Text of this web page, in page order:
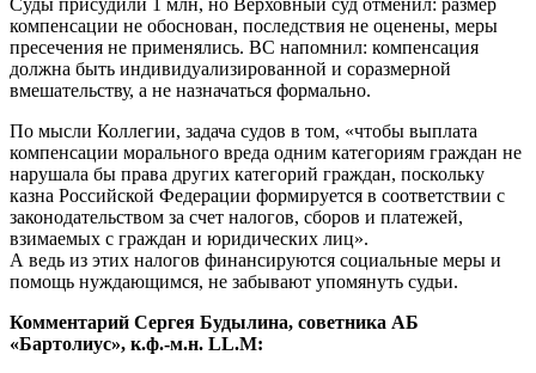
компенсации не обоснован, последствия не оценены, меры
пресечения не применялись. ВС напомнил: компенсация
должна быть индивидуализированной и соразмерной
вмешательству, а не назначаться формально.
По мысли Коллегии, задача судов в том, «чтобы выплата
компенсации морального вреда одним категориям граждан не
нарушала бы права других категорий граждан, поскольку
казна Российской Федерации формируется в соответствии с
законодательством за счет налогов, сборов и платежей,
взимаемых с граждан и юридических лиц».
А ведь из этих налогов финансируются социальные меры и
помощь нуждающимся, не забывают упомянуть судьи.
Комментарий Сергея Будылина, советника АБ
«Бартолиус», к.ф.-м.н. LL.M: